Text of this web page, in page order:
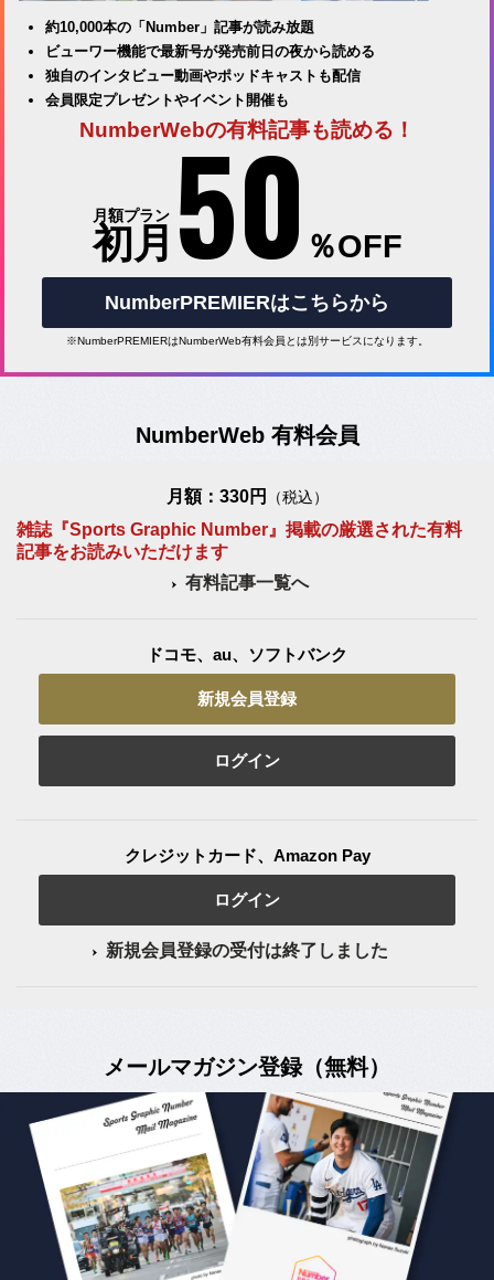
約10,000本の「Number」記事が読み放題
ビューワー機能で最新号が発売前日の夜から読める
独自のインタビュー動画やポッドキャストも配信
会員限定プレゼントやイベント開催も
NumberWebの有料記事も読める！
月額プラン
初月 50 ％OFF
NumberPREMIERはこちらから
※NumberPREMIERはNumberWeb有料会員とは別サービスになります。
NumberWeb 有料会員
月額：330円 （税込）
雑誌『Sports Graphic Number』掲載の厳選された有料
記事をお読みいただけます
有料記事一覧へ
ドコモ、au、ソフトバンク
新規会員登録
ログイン
クレジットカード、Amazon Pay
ログイン
新規会員登録の受付は終了しました
メールマガジン登録（無料）